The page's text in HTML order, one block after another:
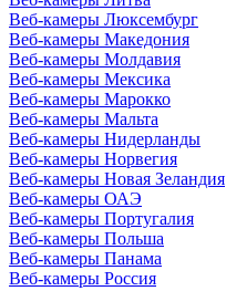
Веб-камеры Люксембург
Веб-камеры Македония
Веб-камеры Молдавия
Веб-камеры Мексика
Веб-камеры Марокко
Веб-камеры Мальта
Веб-камеры Нидерланды
Веб-камеры Норвегия
Веб-камеры Новая Зеландия
Веб-камеры ОАЭ
Веб-камеры Португалия
Веб-камеры Польша
Веб-камеры Панама
Веб-камеры Россия